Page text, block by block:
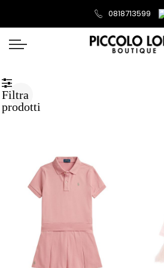
0818713599
Filtra
prodotti